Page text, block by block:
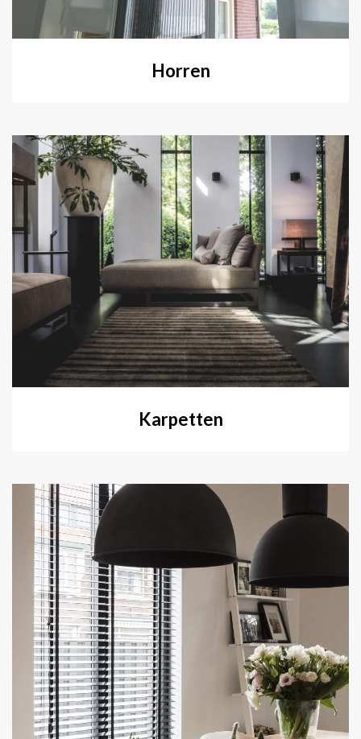
Horren
Karpetten